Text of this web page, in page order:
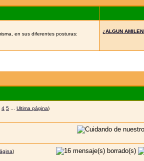
en sus diferentes posturas:
¿ALGUN
4 5 Ultima página)
)